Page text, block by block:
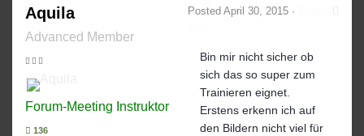
Aquila
Advanced Member
Forum-Meeting Instruktor
136
Posted April 30, 2015 ·
Bin mir nicht sicher ob
sich das so super zum
Trainieren eignet.
Erstens erkenn ich auf
den Bildern nicht viel für